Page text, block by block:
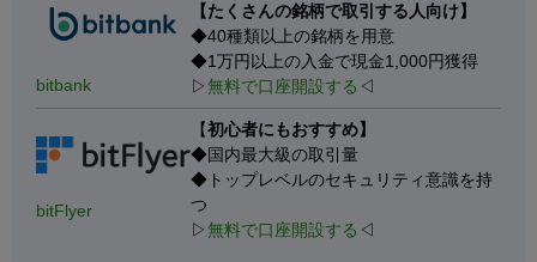
bitbank
【たくさんの銘柄で取引する人向け】
◆40種類以上の銘柄を用意
◆1万円以上の入金で現金1,000円獲得
▷無料で口座開設する ◁
bitFlyer
【初心者にもおすすめ】
◆国内最大級の取引量
◆トップレベルのセキュリティ意識を持
つ
▷無料で口座開設する ◁